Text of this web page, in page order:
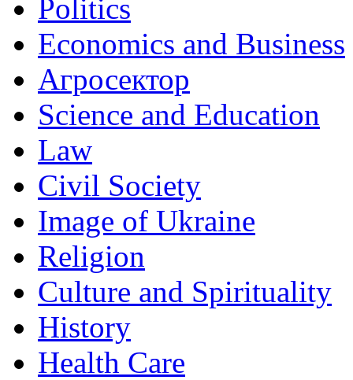
Politics
Economics and Business
Агросектор
Science and Education
Law
Civil Society
Image of Ukraine
Religion
Culture and Spirituality
History
Health Care